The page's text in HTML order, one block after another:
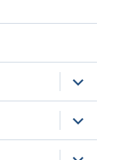
expand
child
menu
expand
child
menu
expand